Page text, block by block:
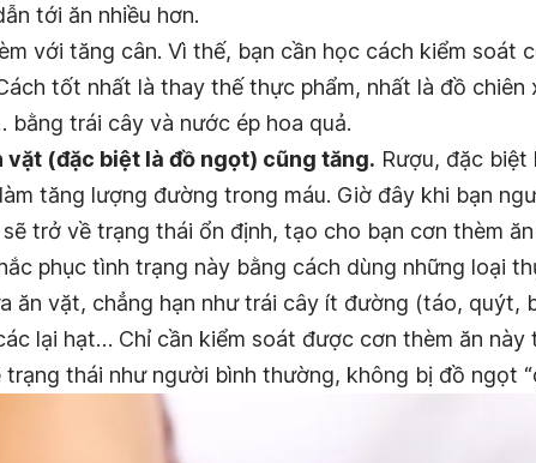
tới ăn nhiều hơn.
với tăng cân. Vì thế, bạn cần học cách kiểm soát
tốt nhất là thay thế thực phẩm, nhất là đồ chiên
bằng trái cây và nước ép hoa quả.
vặt (đặc biệt là đồ ngọt) cũng tăng. Rượu, đặc biệt
tăng lượng đường trong máu. Giờ đây khi bạn
trở về trạng thái ổn định, tạo cho bạn cơn thèm
phục tình trạng này bằng cách dùng những loại
ăn vặt, chẳng hạn như trái cây ít đường (táo, quýt,
lại hạt… Chỉ cần kiểm soát được cơn thèm ăn này
trạng thái như người bình thường, không bị đồ ngọt